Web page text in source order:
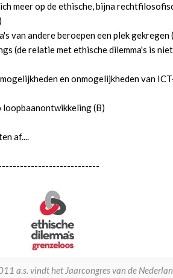
meer op de ethische, bijna
van andere beroepen een plek gekregen
(de relatie met ethische dilemma's is
en onmogelijkheden van
(B)
af....
a.s. vindt het Jaarcongres van de